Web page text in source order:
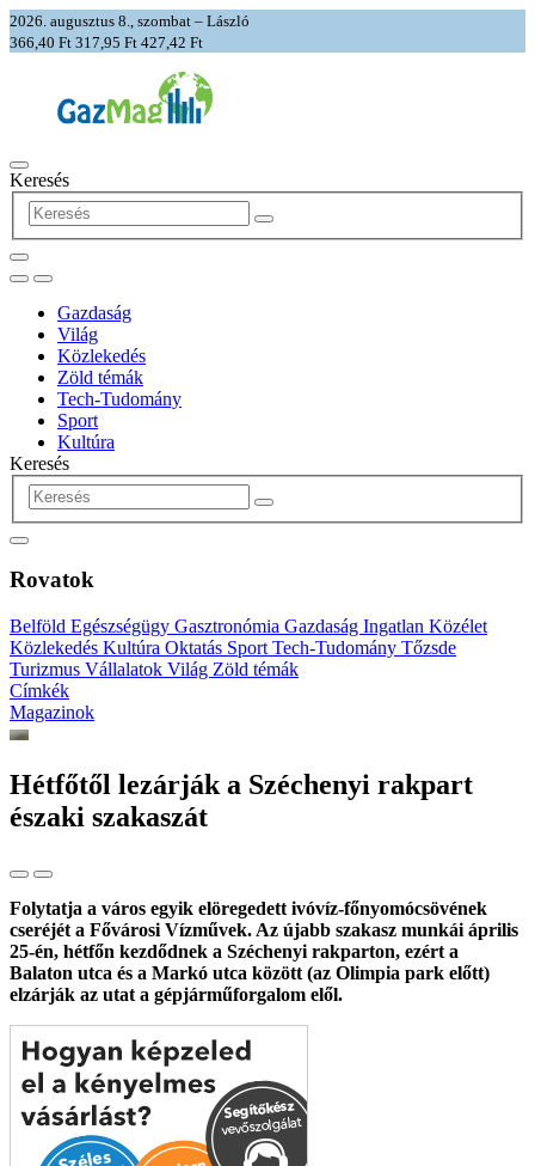
2026. augusztus 8., szombat – László
366,40 Ft 317,95 Ft 427,42 Ft
Keresés
Gazdaság
Világ
Közlekedés
Zöld témák
Tech-Tudomány
Sport
Kultúra
Keresés
Rovatok
Belföld Egészségügy Gasztronómia Gazdaság Ingatlan Közélet
Közlekedés Kultúra Oktatás Sport Tech-Tudomány Tőzsde
Turizmus Vállalatok Világ Zöld témák
Címkék
Magazinok
Hétfőtől lezárják a Széchenyi rakpart
északi szakaszát
Folytatja a város egyik elöregedett ivóvíz-főnyomócsövének
cseréjét a Fővárosi Vízművek. Az újabb szakasz munkái április
25-én, hétfőn kezdődnek a Széchenyi rakparton, ezért a
Balaton utca és a Markó utca között (az Olimpia park előtt)
elzárják az utat a gépjárműforgalom elől.